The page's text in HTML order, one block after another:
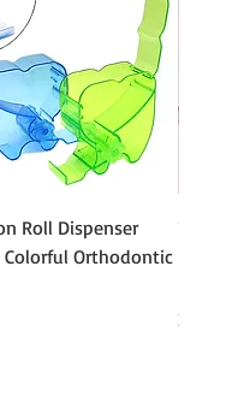
Roll Dispenser
Colorful Orthodontic
Preis
21,86 $